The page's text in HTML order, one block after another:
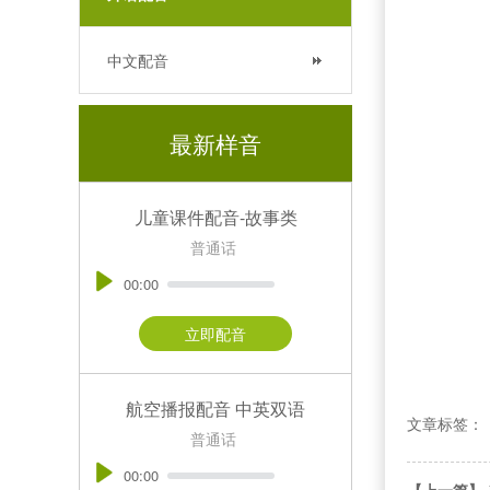
中文配音
最新样音
儿童课件配音-故事类
普通话
00:00
立即配音
航空播报配音 中英双语
普通话
00:00
文章标签：